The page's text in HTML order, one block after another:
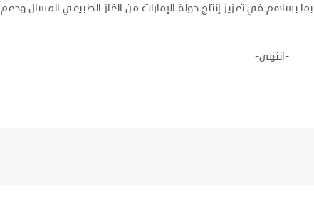
يساهم في تعزيز إنتاج دولة الإمارات من الغاز الطبيعي المسال ودعم
-انتهى-